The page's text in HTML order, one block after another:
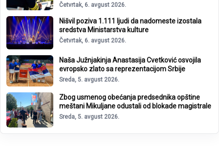
Četvrtak, 6. avgust 2026.
Nišvil poziva 1.111 ljudi da nadomeste izostala
sredstva Ministarstva kulture
Četvrtak, 6. avgust 2026.
Naša Južnjakinja Anastasija Cvetković osvojila
evropsko zlato sa reprezentacijom Srbije
Sreda, 5. avgust 2026.
Zbog usmenog obećanja predsednika opštine
meštani Mikuljane odustali od blokade magistrale
Sreda, 5. avgust 2026.